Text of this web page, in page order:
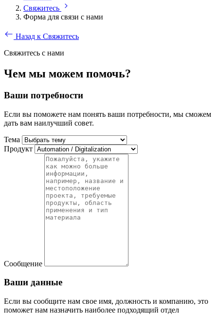
Свяжитесь
Форма для связи с нами
Назад к Свяжитесь
Свяжитесь с нами
Чем мы можем помочь?
Ваши потребности
Если вы поможете нам понять ваши потребности, мы сможем
дать вам наилучший совет.
Тема
Продукт
Сообщение
Ваши данные
Если вы сообщите нам свое имя, должность и компанию, это
поможет нам назначить наиболее подходящий отдел